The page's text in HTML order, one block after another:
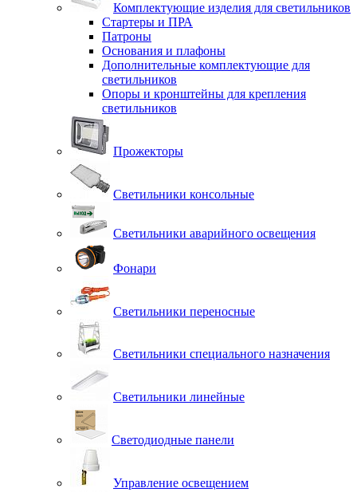
Комплектующие изделия для светильников
Стартеры и ПРА
Патроны
Основания и плафоны
Дополнительные комплектующие для
светильников
Опоры и кронштейны для крепления
светильников
Прожекторы
Светильники консольные
Светильники аварийного освещения
Фонари
Светильники переносные
Светильники специального назначения
Светильники линейные
Светодиодные панели
Управление освещением